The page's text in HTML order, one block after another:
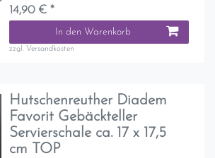
14,90 € *
In den Warenkorb
zzgl. Versandkosten
Hutschenreuther Diadem
Favorit Gebäckteller
Servierschale ca. 17 x 17,5
cm TOP